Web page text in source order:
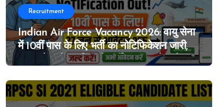
Recruitment
Indian Air Force Vacancy 2026: वायु सेना
में 10वीं पास के लिए भर्ती का नोटिफिकेशन जारी,
MTS के पदों पर निकली भर्ती, 27 जून से आवेदन